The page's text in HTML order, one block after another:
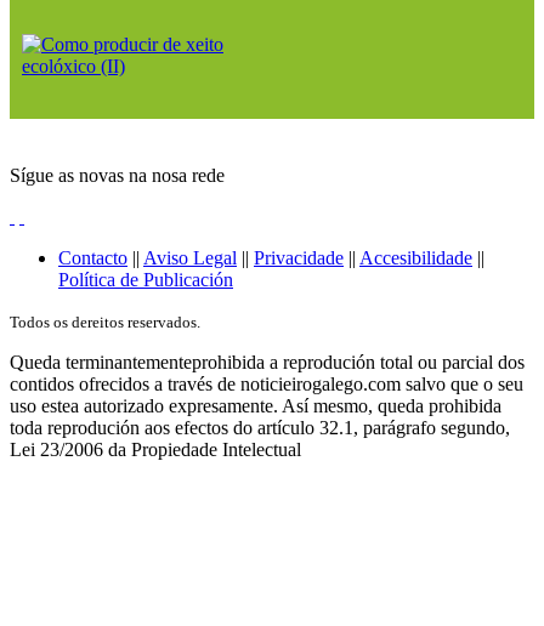
Sígue as novas na nosa rede
Contacto || Aviso Legal || Privacidade || Accesibilidade ||
Política de Publicación
Todos os dereitos reservados.
Queda terminantementeprohibida a reprodución total ou parcial dos
contidos ofrecidos a través de noticieirogalego.com salvo que o seu
uso estea autorizado expresamente. Así mesmo, queda prohibida
toda reprodución aos efectos do artículo 32.1, parágrafo segundo,
Lei 23/2006 da Propiedade Intelectual